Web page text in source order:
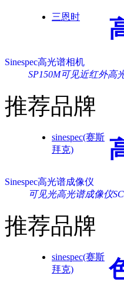
三恩时
Sinespec高光谱相机
SP150M可见近红外高
推荐品牌
sinespec(赛斯
拜克)
Sinespec高光谱成像仪
可见光高光谱成像仪
推荐品牌
sinespec(赛斯
拜克)